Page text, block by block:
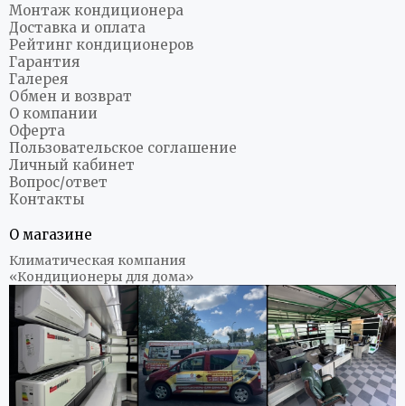
Монтаж кондиционера
Доставка и оплата
Рейтинг кондиционеров
Гарантия
Галерея
Обмен и возврат
О компании
Оферта
Пользовательское соглашение
Личный кабинет
Вопрос/ответ
Контакты
О магазине
Климатическая компания
«Кондиционеры для дома»